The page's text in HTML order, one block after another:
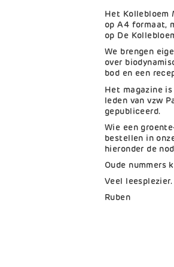
Het Kollebloem
op A4 formaat,
op De
We brengen
over
bod en een
Het magazine
leden van vzw
gepubliceerd.
Wie een
bestellen in
hieronder de
Oude nummers
Veel leesplezier.
Ruben